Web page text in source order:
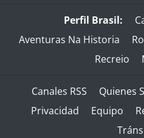
Perfil Brasil:
Aventuras Na Historia
Recreio
Canales RSS Quienes
Privacidad
Equipo